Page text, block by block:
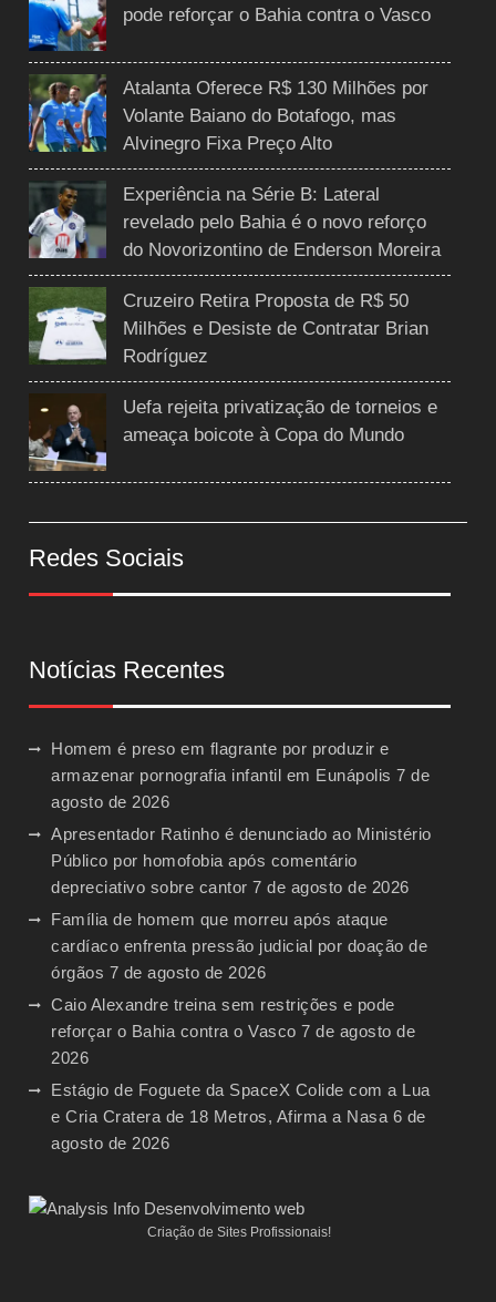
pode reforçar o Bahia contra o Vasco
Atalanta Oferece R$ 130 Milhões por
Volante Baiano do Botafogo, mas
Alvinegro Fixa Preço Alto
Experiência na Série B: Lateral
revelado pelo Bahia é o novo reforço
do Novorizontino de Enderson Moreira
Cruzeiro Retira Proposta de R$ 50
Milhões e Desiste de Contratar Brian
Rodríguez
Uefa rejeita privatização de torneios e
ameaça boicote à Copa do Mundo
Redes Sociais
Notícias Recentes
Homem é preso em flagrante por produzir e
armazenar pornografia infantil em Eunápolis 7 de
agosto de 2026
Apresentador Ratinho é denunciado ao Ministério
Público por homofobia após comentário
depreciativo sobre cantor 7 de agosto de 2026
Família de homem que morreu após ataque
cardíaco enfrenta pressão judicial por doação de
órgãos 7 de agosto de 2026
Caio Alexandre treina sem restrições e pode
reforçar o Bahia contra o Vasco 7 de agosto de
2026
Estágio de Foguete da SpaceX Colide com a Lua
e Cria Cratera de 18 Metros, Afirma a Nasa 6 de
agosto de 2026
Criação de Sites Profissionais!